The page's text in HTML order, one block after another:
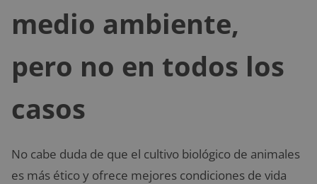
medio ambiente,
pero no en todos los
casos
No cabe duda de que el cultivo biológico de animales
es más ético y ofrece mejores condiciones de vida